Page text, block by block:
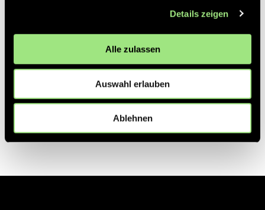
Details zeigen
Alle zulassen
Auswahl erlauben
Ablehnen